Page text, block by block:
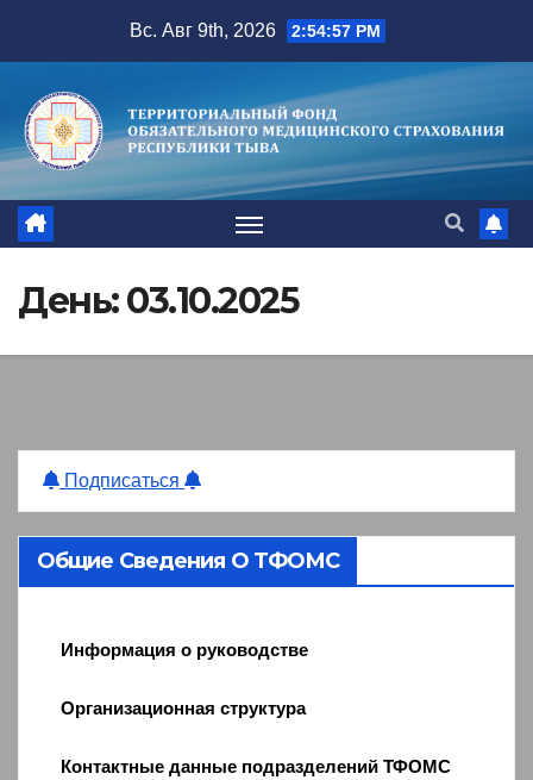
содержимому
Вс. Авг 9th, 2026 2:54:58 PM
День:03.10.2025
Подписаться
Общие Сведения О ТФОМС
Информация о руководстве
Организационная структура
Контактные данные подразделений ТФОМС